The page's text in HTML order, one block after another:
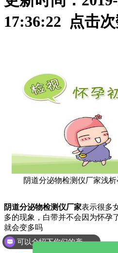
17:36:22 点击次
阴道分泌物检测仪厂家浅
阴道分泌物检测仪厂家表示很多
多的现象，白带并不会因为怀孕
就会变多吗
可以介绍下你们的产品么